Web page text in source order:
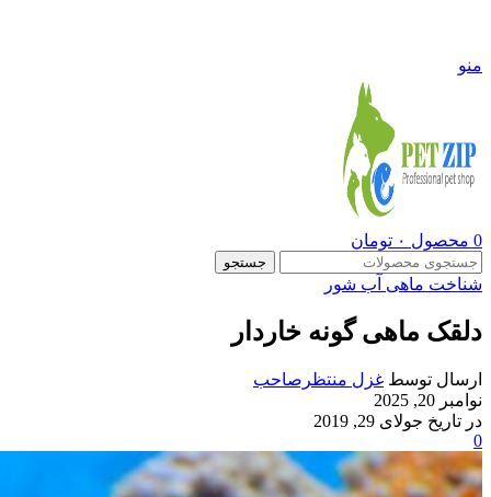
منو
0 محصول ۰ تومان
جستجو
شناخت ماهی آب شور
دلقک ماهی گونه خاردار
ارسال توسط غزل منتظرصاحب
نوامبر 20, 2025
در تاریخ جولای 29, 2019
0